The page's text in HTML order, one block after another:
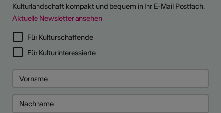
Kulturlandschaft kompakt und bequem in Ihr E-Mail Postfach.
Aktuelle Newsletter ansehen
Für Kulturschaffende
Für Kulturinteressierte